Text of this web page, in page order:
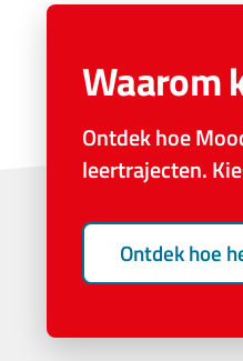
Waarom
Ontdek hoe
leertrajecten.
Ontdek hoe